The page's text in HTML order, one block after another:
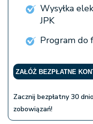
Wysyłka
JPK
Program do
ZAŁÓŻ BEZPŁATNE
Zacznij bezpłatny 30
zobowiązań!